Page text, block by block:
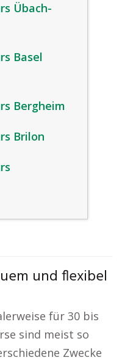
Übach-
Basel
Bergheim
Brilon
und flexibel
für 30 bis
sind meist so
Zwecke